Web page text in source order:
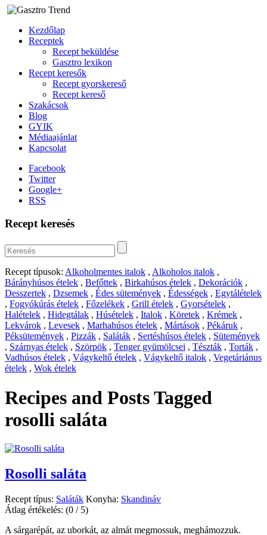
Kezdőlap
Receptek
Recept beküldése
Gasztro lexikon
Recept keresők
Recept gyorskereső
Recept kereső
Szakácsok
Blog
GYIK
Médiaajánlat
Kapcsolat
Facebook
Twitter
Google+
RSS
Recept keresés
Recept típusok: Alkoholmentes italok , Alkoholos italok ,
Bárányhúsos ételek , Befőttek , Birkahúsos ételek , Dekorációk ,
Desszertek , Dzsemek , Édes sütemények , Édességek , Egytálételek
, Fogyókúrás ételek , Főzelékek , Grill ételek , Gyorsételek ,
Halételek , Hidegtálak , Húsételek , Italok , Köretek , Krémek ,
Lekvárok , Levesek , Marhahúsos ételek , Mártások , Pékáruk ,
Péksütemények , Pizzák , Saláták , Sertéshúsos ételek , Sütemények
, Szárnyas ételek , Szörpök , Tenger gyümölcsei , Tészták , Torták ,
Vadhúsos ételek , Vágykeltő ételek , Vágykeltő italok , Vegetáriánus
ételek , Wok ételek
Recipes and Posts Tagged
rosolli saláta
Rosolli saláta
Recept típus: Saláták Konyha: Skandináv
Átlag értékelés: (0 / 5)
A sárgarépát, az uborkát, az almát megmossuk, meghámozzuk.